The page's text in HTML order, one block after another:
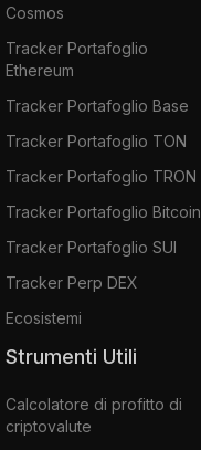
Cosmos
Tracker Portafoglio
Ethereum
Tracker Portafoglio Base
Tracker Portafoglio TON
Tracker Portafoglio TRON
Tracker Portafoglio Bitcoin
Tracker Portafoglio SUI
Tracker Perp DEX
Ecosistemi
Strumenti Utili
Calcolatore di profitto di
criptovalute